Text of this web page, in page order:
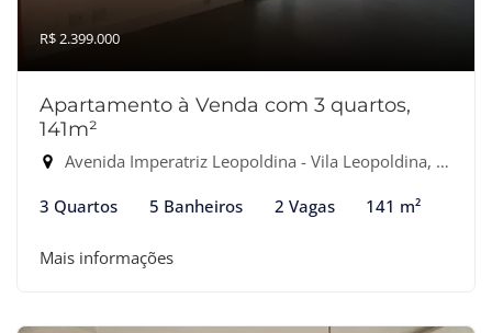
R$ 2.399.000
Apartamento à Venda com 3 quartos,
141m²
Avenida Imperatriz Leopoldina - Vila Leopoldina, São Paulo-SP
3 Quartos 5 Banheiros 2 Vagas 141 m²
Mais informações